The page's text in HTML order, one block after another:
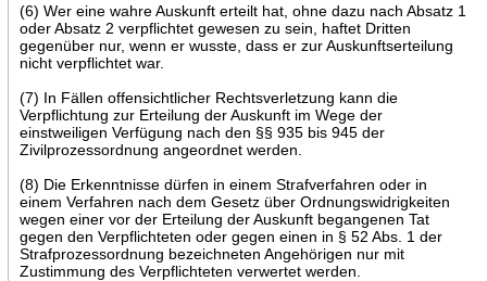
(6) Wer eine wahre Auskunft erteilt hat, ohne dazu nach Absatz 1
oder Absatz 2 verpflichtet gewesen zu sein, haftet Dritten
gegenüber nur, wenn er wusste, dass er zur Auskunftserteilung
nicht verpflichtet war.
(7) In Fällen offensichtlicher Rechtsverletzung kann die
Verpflichtung zur Erteilung der Auskunft im Wege der
einstweiligen Verfügung nach den §§ 935 bis 945 der
Zivilprozessordnung angeordnet werden.
(8) Die Erkenntnisse dürfen in einem Strafverfahren oder in
einem Verfahren nach dem Gesetz über Ordnungswidrigkeiten
wegen einer vor der Erteilung der Auskunft begangenen Tat
gegen den Verpflichteten oder gegen einen in § 52 Abs. 1 der
Strafprozessordnung bezeichneten Angehörigen nur mit
Zustimmung des Verpflichteten verwertet werden.